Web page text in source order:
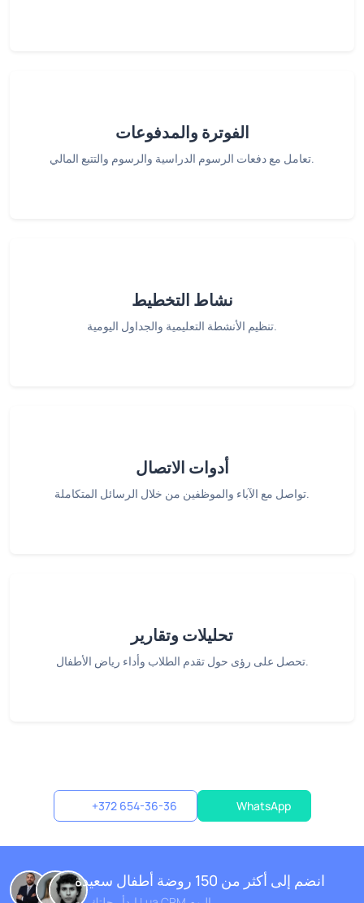
الفوترة والمدفوعات
تعامل مع دفعات الرسوم الدراسية والرسوم والتتبع المالي.
نشاط التخطيط
تنظيم الأنشطة التعليمية والجداول اليومية.
أدوات الاتصال
تواصل مع الآباء والموظفين من خلال الرسائل المتكاملة.
تحليلات وتقارير
تحصل على رؤى حول تقدم الطلاب وأداء رياض الأطفال.
+372 654-36-36 WhatsApp
انضم إلى أكثر من 150 روضة أطفال سعيدة